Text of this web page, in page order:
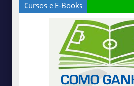
Cursos e E-Books